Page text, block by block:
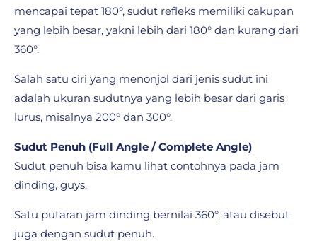
mencapai tepat 180°, sudut refleks memiliki cakupan
yang lebih besar, yakni lebih dari 180° dan kurang dari
360°.
Salah satu ciri yang menonjol dari jenis sudut ini
adalah ukuran sudutnya yang lebih besar dari garis
lurus, misalnya 200° dan 300°.
Sudut Penuh (Full Angle / Complete Angle)
Sudut penuh bisa kamu lihat contohnya pada jam
dinding, guys.
Satu putaran jam dinding bernilai 360°, atau disebut
juga dengan sudut penuh.